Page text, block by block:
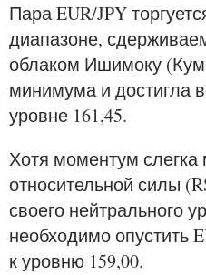
Пара EUR/JPY
диапазоне,
облаком Ишимоку
минимума и достигла
уровне 161,45.
Хотя моментум
относительной силы
своего нейтрального
необходимо опустить
к уровню 159,00.